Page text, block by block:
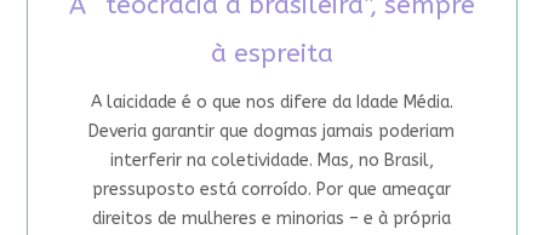
à espreita
A laicidade é o que nos difere da Idade Média.
Deveria garantir que dogmas jamais poderiam
interferir na coletividade. Mas, no Brasil,
pressuposto está corroído. Por que ameaçar
direitos de mulheres e minorias – e à própria